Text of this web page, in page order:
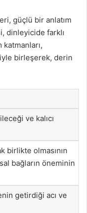
güçlü bir anlatım
dinleyicide farklı
katmanları,
birleşerek, derin
ve kalıcı
birlikte olmasının
bağların öneminin
getirdiği acı ve